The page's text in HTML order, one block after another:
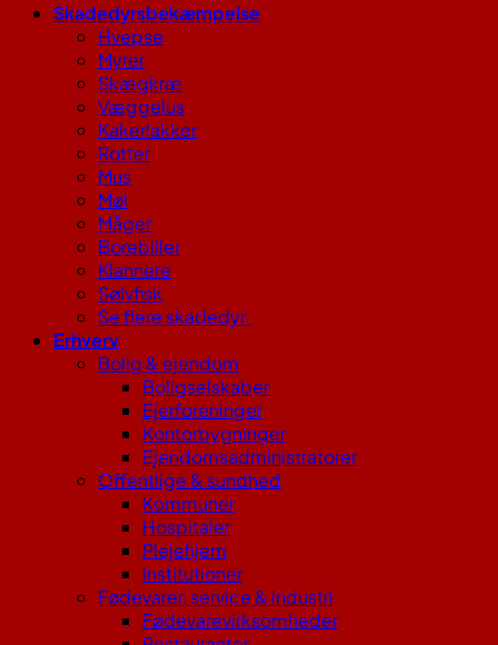
Skadedyrsbekæmpelse
Hvepse
Myrer
Skægkræ
Væggelus
Kakerlakker
Rotter
Mus
Møl
Måger
Borebiller
Klannere
Sølvfisk
Se flere skadedyr
Erhverv
Bolig & ejendom
Boligselskaber
Ejerforeninger
Kontorbygninger
Ejendomsadministratorer
Offentlige & sundhed
Kommuner
Hospitaler
Plejehjem
Institutioner
Fødevarer, service & industri
Fødevarevirksomheder